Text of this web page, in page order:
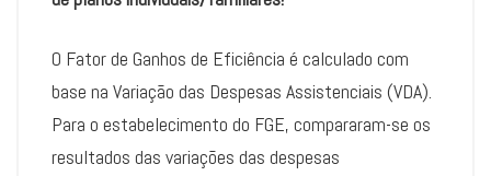
O Fator de Ganhos de Eficiência é calculado com
base na Variação das Despesas Assistenciais (VDA).
Para o estabelecimento do FGE, compararam-se os
resultados das variações das despesas